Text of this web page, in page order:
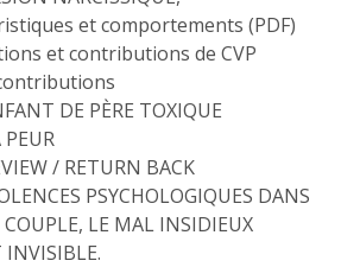
et comportements (PDF)
et contributions de CVP
DE PÈRE TOXIQUE
PEUR
/ RETURN BACK
PSYCHOLOGIQUES DANS
COUPLE, LE MAL INSIDIEUX
INVISIBLE.